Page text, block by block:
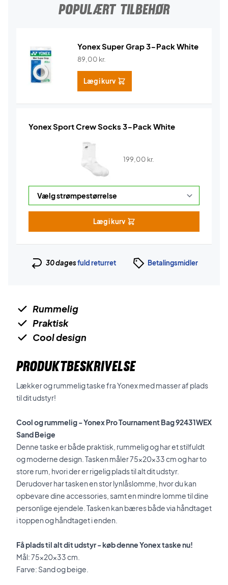
POPULÆRT TILBEHØR
Yonex Super Grap 3-Pack White
89,00 kr.
Læg i kurv
Yonex Sport Crew Socks 3-Pack White
199,00 kr.
Læg i kurv
30 dagesfuld returret Betalingsmidler
Rummelig
Praktisk
Cool design
PRODUKTBESKRIVELSE
Lækker og rummelig taske fra Yonex med masser af plads
til dit udstyr!
Cool og rummelig - Yonex Pro Tournament Bag 92431WEX
Sand Beige
Denne taske er både praktisk, rummelig og har et stilfuldt
og moderne design. Tasken måler 75x20x33 cm og har to
store rum, hvori der er rigelig plads til alt dit udstyr.
Derudover har tasken en stor lynlåslomme, hvor du kan
opbevare dine accessories, samt en mindre lomme til dine
personlige ejendele. Tasken kan bæres både via håndtaget
i toppen og håndtaget i enden.
Få plads til alt dit udstyr - køb denne Yonex taske nu!
Mål: 75x20x33 cm.
Farve: Sand og beige.